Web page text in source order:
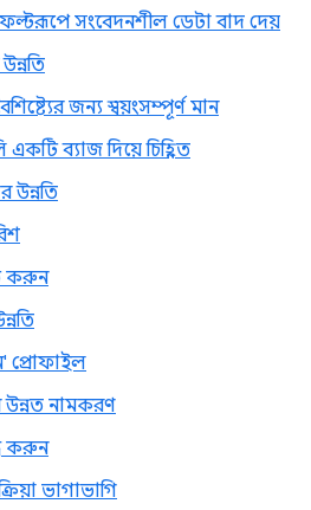
সংবেদনশীল ডেটা বাদ দেয়
জন্য স্বয়ংসম্পূর্ণ মান
ব্যাজ দিয়ে চিহ্নিত
উন্নতি
করুন
প্রোফাইল
উন্নত নামকরণ
করুন
ভাগাভাগি